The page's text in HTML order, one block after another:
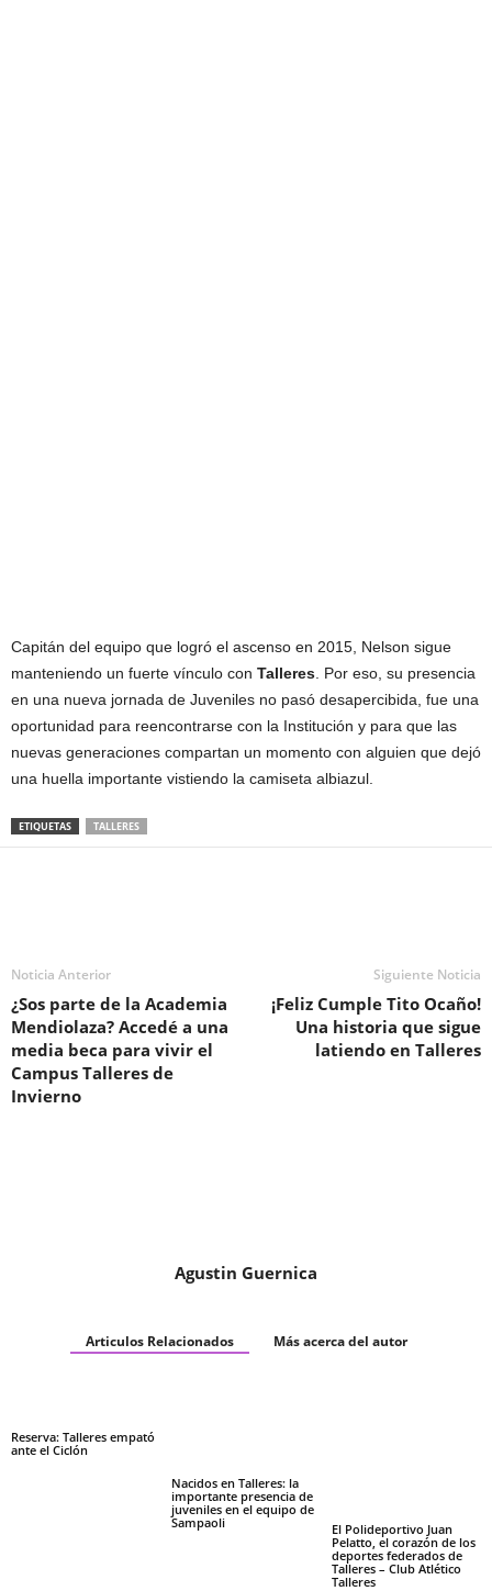
Capitán del equipo que logró el ascenso en 2015, Nelson sigue
manteniendo un fuerte vínculo con Talleres . Por eso, su presencia
en una nueva jornada de Juveniles no pasó desapercibida, fue una
oportunidad para reencontrarse con la Institución y para que las
nuevas generaciones compartan un momento con alguien que dejó
una huella importante vistiendo la camiseta albiazul.
ETIQUETAS TALLERES
Noticia Anterior
¿Sos parte de la Academia
Mendiolaza? Accedé a una
media beca para vivir el
Campus Talleres de
Invierno
Siguiente Noticia
¡Feliz Cumple Tito Ocaño!
Una historia que sigue
latiendo en Talleres
Agustin Guernica
Articulos Relacionados Más acerca del autor
Reserva: Talleres empató
ante el Ciclón
Nacidos en Talleres: la
importante presencia de
juveniles en el equipo de
Sampaoli
El Polideportivo Juan
Pelatto, el corazón de los
deportes federados de
Talleres – Club Atlético
Talleres